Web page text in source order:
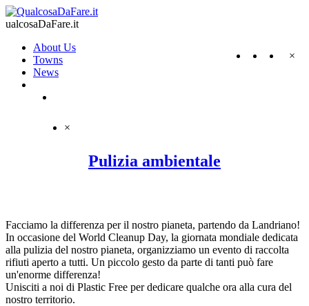
ualcosaDaFare.it
×
About Us
Towns
News
×
Pulizia ambientale
Facciamo la differenza per il nostro pianeta, partendo da Landriano!
In occasione del World Cleanup Day, la giornata mondiale dedicata
alla pulizia del nostro pianeta, organizziamo un evento di raccolta
rifiuti aperto a tutti. Un piccolo gesto da parte di tanti può fare
un'enorme differenza!
Unisciti a noi di Plastic Free per dedicare qualche ora alla cura del
nostro territorio.